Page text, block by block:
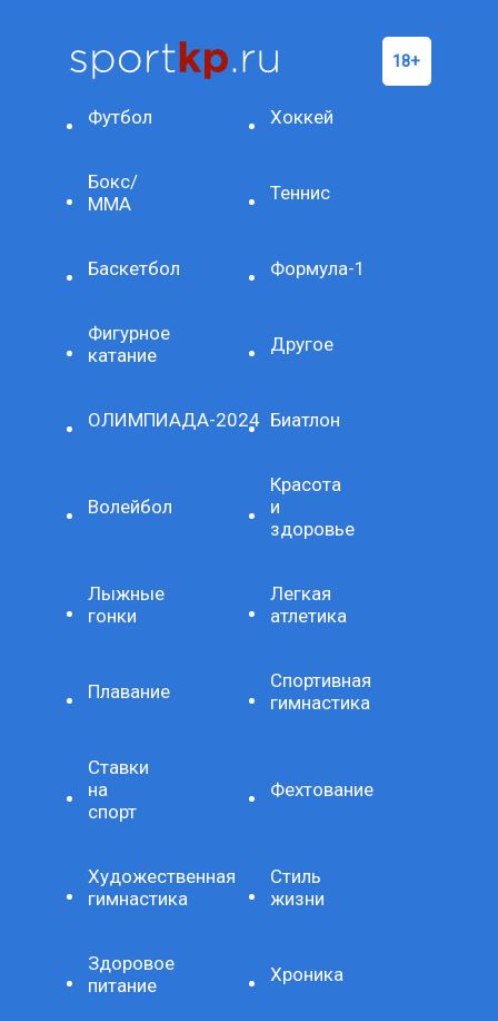
Футбол Хоккей
Бокс/
ММА
Теннис
Баскетбол Формула-1
Фигурное
катание
Другое
ОЛИМПИАДА-2024 Биатлон
Волейбол
Красота
и
здоровье
Лыжные
гонки
Легкая
атлетика
Плавание
Спортивная
гимнастика
Ставки
на
спорт
Фехтование
Художественная
гимнастика
Стиль
жизни
Здоровое
питание
Хроника